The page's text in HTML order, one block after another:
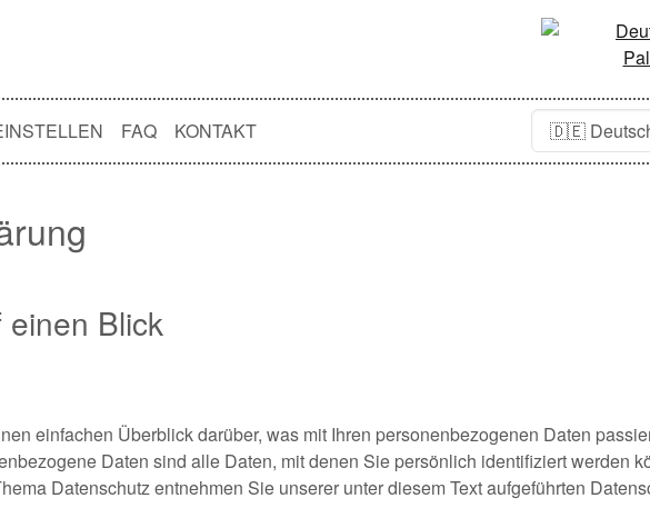
FAQ KONTAKT
Blick
einfachen Überblick darüber, was mit Ihren personenbezogenen Daten
Daten sind alle Daten, mit denen Sie persönlich identifiziert werden
Datenschutz entnehmen Sie unserer unter diesem Text aufgeführten